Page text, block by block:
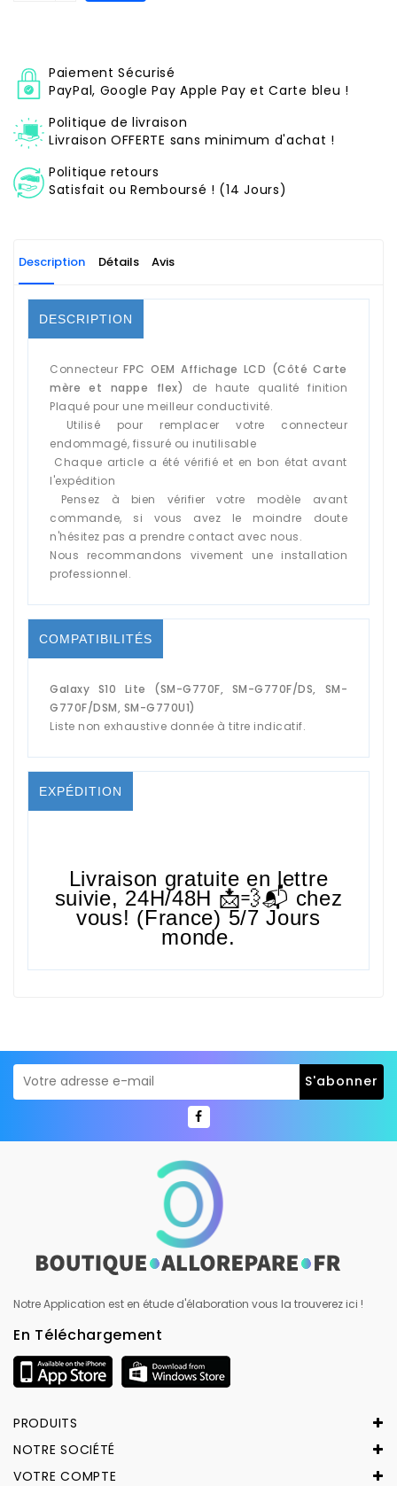
Paiement Sécurisé
PayPal, Google Pay Apple Pay et Carte bleu !
Politique de livraison
Livraison OFFERTE sans minimum d'achat !
Politique retours
Satisfait ou Remboursé ! (14 Jours)
Description Détails Avis
DESCRIPTION
Connecteur FPC OEM Affichage LCD (Côté Carte
mère et nappe flex)
de haute qualité finition
Plaqué pour une meilleur conductivité.
Utilisé pour remplacer votre connecteur
endommagé, fissuré ou inutilisable
Chaque article a été vérifié et en bon état avant
l'expédition
Pensez à bien vérifier votre modèle avant
commande, si vous avez le moindre doute
n'hésitez pas a prendre contact avec nous.
Nous recommandons vivement une installation
professionnel.
COMPATIBILITÉS
Galaxy S10 Lite (SM-G770F, SM-G770F/DS, SM-
G770F/DSM, SM-G770U1)
Liste non exhaustive donnée à titre indicatif.
EXPÉDITION
Livraison gratuite en lettre
suivie, 24H/48H 📩💨📬 chez
vous! (France) 5/7 Jours
monde.
Notre Application est en étude d'élaboration vous la trouverez ici !
En Téléchargement
PRODUITS
NOTRE SOCIÉTÉ
VOTRE COMPTE